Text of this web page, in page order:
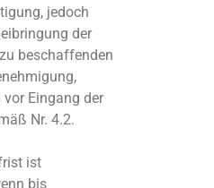
jedoch
der
beschaffenden
vor Eingang der
Nr. 4.2.
ist
bis